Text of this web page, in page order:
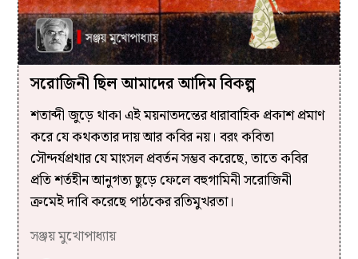
সরোজিনী ছিল আমাদের আদিম বিকল্প
শতাব্দী জুড়ে থাকা এই ময়নাতদন্তের ধারাবাহিক প্রকাশ প্রমাণ
করে যে কথকতার দায় আর কবির নয়। বরং কবিতা
সৌন্দর্যপ্রথার যে মাংসল প্রবর্তন সম্ভব করেছে, তাতে কবির
প্রতি শর্তহীন আনুগত্য ছুড়ে ফেলে বহুগামিনী সরোজিনী
ক্রমেই দাবি করেছে পাঠকের রতিমুখরতা।
সঞ্জয় মুখোপাধ্যায়